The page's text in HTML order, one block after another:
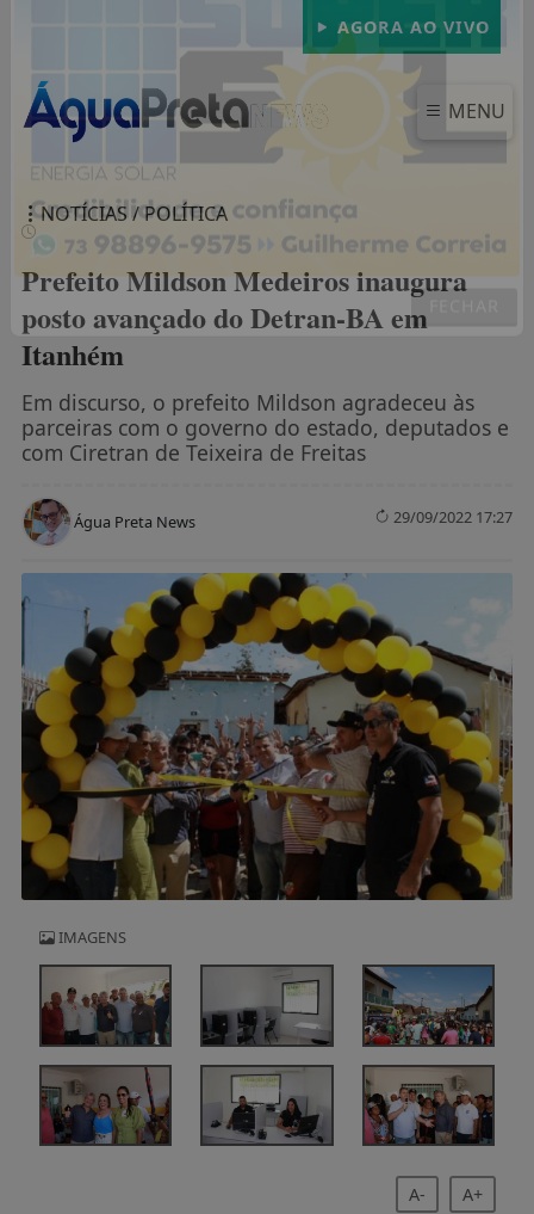
AGORA AO VIVO
MENU
NOTÍCIAS / POLÍTICA
Prefeito Mildson Medeiros inaugura
posto avançado do Detran-BA em
Itanhém
Em discurso, o prefeito Mildson agradeceu às
parceiras com o governo do estado, deputados e
com Ciretran de Teixeira de Freitas
Água Preta News 29/09/2022 17:27
IMAGENS
A- A+